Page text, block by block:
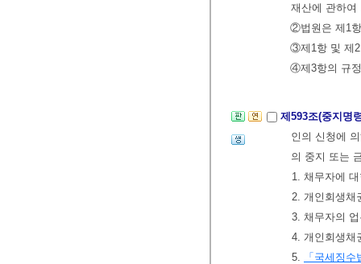
재산에 관하여
②법원은 제1
③제1항 및 제2
④제3항의 규
제593조(중지명
인의 신청에
의 중지 또는
1. 채무자에
2. 개인회생채
3. 채무자의
4. 개인회생채
5.
「국세징수